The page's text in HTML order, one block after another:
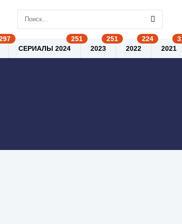
СЕРИАЛЫ 2024 2023 2022 2021